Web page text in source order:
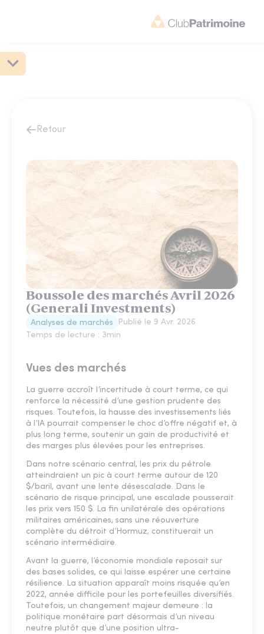
Retour
Boussole des marchés Avril 2026
(Generali Investments)
Analyses de marchés Publié le 9 Avr. 2026
Temps de lecture : 3min
Vues des marchés
La guerre accroît l’incertitude à court terme, ce qui
renforce la nécessité d’une gestion prudente des
risques. Toutefois, la hausse des investissements liés
à l’IA pourrait compenser le choc d’offre négatif et, à
plus long terme, soutenir un gain de productivité et
des marges plus élevées pour les entreprises.
Dans notre scénario central, les prix du pétrole
atteindraient un pic à court terme autour de 120
$/baril, avant une lente désescalade. Dans le
scénario de risque principal, une escalade pousserait
les prix vers 150 $. La fin unilatérale des opérations
militaires américaines, sans une réouverture
complète du détroit d’Hormuz, constituerait un
scénario intermédiaire.
Avant la guerre, l’économie mondiale reposait sur
des bases solides, ce qui laisse espérer une certaine
résilience. La situation apparaît moins risquée qu’en
2022, année difficile pour les portefeuilles diversifiés.
Toutefois, un changement majeur demeure : la
politique monétaire part désormais d’un niveau
neutre plutôt que d’une position ultra-